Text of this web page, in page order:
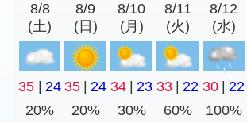
8/8
(土)
8/9
(日)
8/10
(月)
8/11
(火)
8/12
(水)
35 24 35 24 34 23 33 22 30 22
20%
20% 30% 60% 100%